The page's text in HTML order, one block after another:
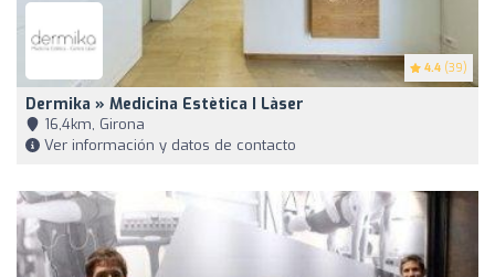
4.4 (39)
Dermika » Medicina Estètica I Làser
16,4km, Girona
Ver información y datos de contacto